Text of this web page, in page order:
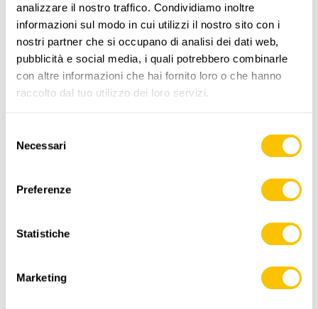
analizzare il nostro traffico. Condividiamo inoltre
informazioni sul modo in cui utilizzi il nostro sito con i
nostri partner che si occupano di analisi dei dati web,
pubblicità e social media, i quali potrebbero combinarle
con altre informazioni che hai fornito loro o che hanno
raccolto dal tuo utilizzo dei loro servizi.
delNecessari
Preferenze
Statistiche
Marketing
swisstopo
ITINERARIO